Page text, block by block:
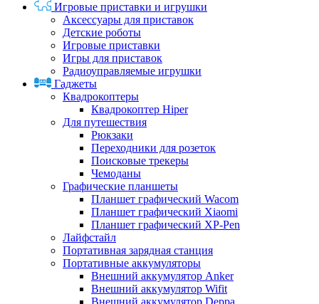
Игровые приставки и игрушки
Аксессуары для приставок
Детские роботы
Игровые приставки
Игры для приставок
Радиоуправляемые игрушки
Гаджеты
Квадрокоптеры
Квадрокоптер Hiper
Для путешествия
Рюкзаки
Переходники для розеток
Поисковые трекеры
Чемоданы
Графические планшеты
Планшет графический Wacom
Планшет графический Xiaomi
Планшет графический XP-Pen
Лайфстайл
Портативная зарядная станция
Портативные аккумуляторы
Внешний аккумулятор Anker
Внешний аккумулятор Wifit
Внешний аккумулятор Deppa